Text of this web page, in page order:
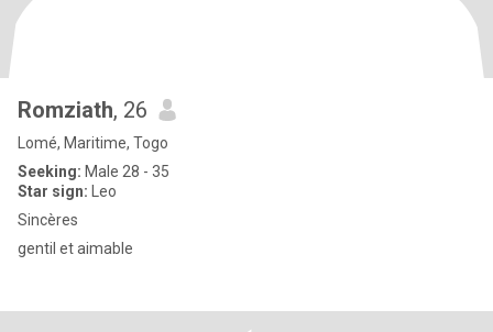
Romziath, 26
Lomé, Maritime, Togo
Seeking: Male 28 - 35
Star sign: Leo
Sincères
gentil et aimable